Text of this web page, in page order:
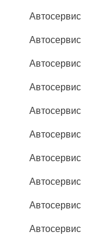
Автосервис
Автосервис
Автосервис
Автосервис
Автосервис
Автосервис
Автосервис
Автосервис
Автосервис
Автосервис